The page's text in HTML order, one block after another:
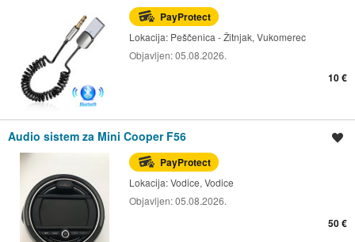
PayProtect
Lokacija: Peščenica - Žitnjak, Vukomerec
Objavljen:05.08.2026.
10 €
Audio sistem za Mini Cooper F56
PayProtect
Lokacija:Vodice, Vodice
Objavljen:05.08.2026.
50 €